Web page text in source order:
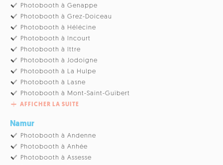
Photobooth à Genappe
Photobooth à Grez-Doiceau
Photobooth à Hélécine
Photobooth à Incourt
Photobooth à Ittre
Photobooth à Jodoigne
Photobooth à La Hulpe
Photobooth à Lasne
Photobooth à Mont-Saint-Guibert
AFFICHER LA SUITE
Namur
Photobooth à Andenne
Photobooth à Anhée
Photobooth à Assesse